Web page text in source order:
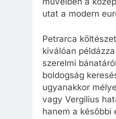
utat a modern
Petrarca
kiválóan
szerelmi
boldogság
ugyanakkor
vagy Vergilius
hanem a későbbi